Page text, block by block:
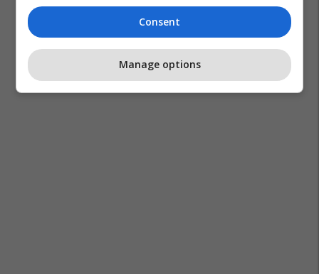
Consent
Manage options